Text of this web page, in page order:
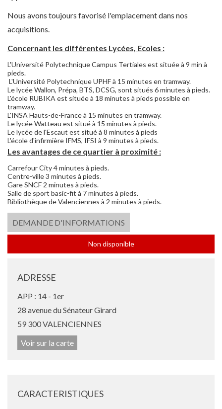
Nous avons toujours favorisé l'emplacement dans nos
acquisitions.
Concernant les différentes Lycées, Ecoles :
L'Université Polytechnique Campus Tertiales est située à 9 min à
pieds.
L'Université Polytechnique UPHF à 15 minutes en tramway.
Le lycée Wallon, Prépa, BTS, DCSG, sont situés 6 minutes à pieds.
L'école RUBIKA est située à 18 minutes à pieds possible en
tramway.
L'INSA Hauts-de-France à 15 minutes en tramway.
Le lycée Watteau est situé à 15 minutes à pieds.
Le lycée de l'Escaut est situé à 8 minutes à pieds
L'école d'infirmière IFMS, IFSI à 9 minutes à pieds.
Les avantages de ce quartier à proximité :
Carrefour City 4 minutes à pieds.
Centre-ville 3 minutes à pieds.
Gare SNCF 2 minutes à pieds.
Salle de sport basic-fit à 7 minutes à pieds.
Bibliothèque de Valenciennes à 2 minutes à pieds.
DEMANDE D'INFORMATIONS
Non disponible
ADRESSE
APP : 14 - 1er
28 avenue du Sénateur Girard
59 300 VALENCIENNES
Voir sur la carte
CARACTERISTIQUES